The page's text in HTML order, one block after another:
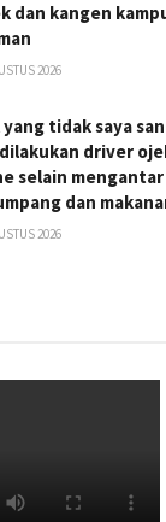
dan kangen
2026
yang tidak saya
driver
selain mengantar
dan
2026